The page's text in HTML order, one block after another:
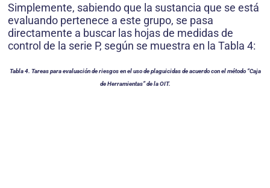
Simplemente, sabiendo que la sustancia que se está
evaluando pertenece a este grupo, se pasa
directamente a buscar las hojas de medidas de
control de la serie P, según se muestra en la Tabla 4:
Tabla 4. Tareas para evaluación de riesgos en el uso de plaguicidas de acuerdo con el método “Caja
de Herramientas” de la OIT.